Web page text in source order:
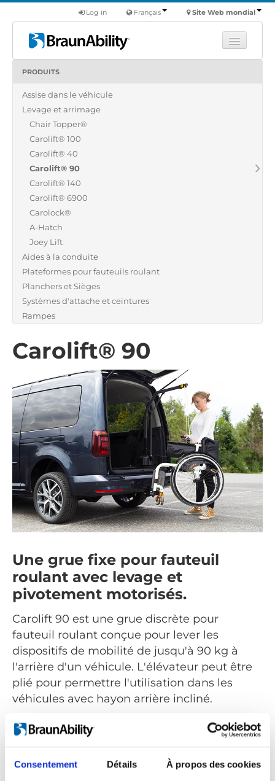
Consentement Détails À propos des cookies
Site Web mondial
Français
Log in
Produits
Véhicules utilitaires
Nous
Trouver un revendeur
PRODUITS
Assise dans le véhicule
Levage et arrimage
Chair Topper®
Carolift® 100
Carolift® 40
Carolift® 90
Carolift® 140
Carolift® 6900
Carolock®
A-Hatch
Joey Lift
Aides à la conduite
Plateformes pour fauteuils roulant
Planchers et Sièges
Systèmes d'attache et ceintures
Rampes
Carolift® 90
Une grue fixe pour fauteuil
roulant avec levage et
pivotement motorisés.
Carolift 90 est une grue discrète pour
fauteuil roulant conçue pour lever les
dispositifs de mobilité de jusqu'à 90 kg à
l'arrière d'un véhicule. L'élévateur peut être
plié pour permettre l'utilisation dans les
véhicules avec hayon arrière incliné.
Tous les mouvements tels que le levage et le
pivot sont alimentés et commandés via la
commande manuelle. Le Carolift 90 peut
être installé dans de nombreux véhicules